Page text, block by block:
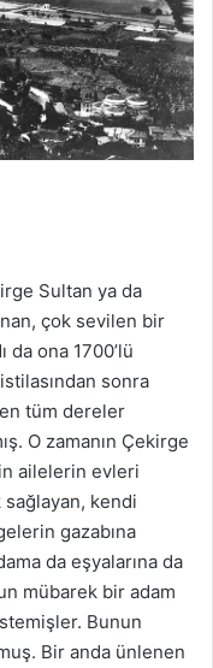
Sultan ya da
çok sevilen bir
da ona 1700’lü
sonra
tüm dereler
O zamanın Çekirge
ailelerin evleri
kendi
gazabına
da eşyalarına da
mübarek bir adam
Bunun
Bir anda ünlenen